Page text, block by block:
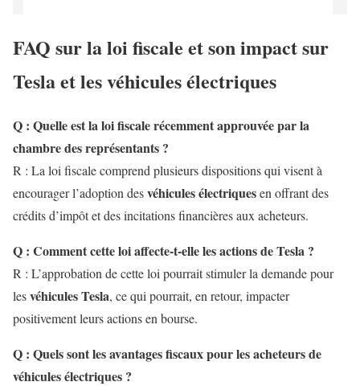
FAQ sur la loi fiscale et son impact sur
Tesla et les véhicules électriques
Q : Quelle est la loi fiscale récemment approuvée par la
chambre des représentants ?
R : La loi fiscale comprend plusieurs dispositions qui visent à
encourager l’adoption desvéhicules électriquesen offrant des
crédits d’impôt et des incitations financières aux acheteurs.
Q : Comment cette loi affecte-t-elle les actions de Tesla ?
R : L’approbation de cette loi pourrait stimuler la demande pour
lesvéhicules Tesla, ce qui pourrait, en retour, impacter
positivement leurs actions en bourse.
Q : Quels sont les avantages fiscaux pour les acheteurs de
véhicules électriques ?